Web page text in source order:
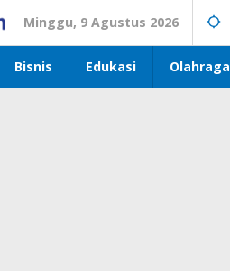
Minggu, 9 Agustus 2026
Bisnis Edukasi Olahraga